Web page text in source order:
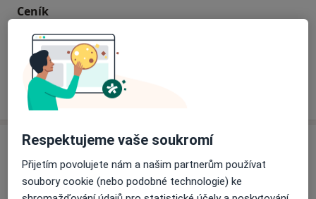
Ceník
Informace o službách a cenách nejsou k dispozici
Tento specialista ještě nepřidával žádné informace o
Adresa
Sam. ordinace PL - stomatologa
Polská 14, Trutnov54101
Respektujeme vaše soukromí
Přijetím povolujete nám a našim partnerům používat
soubory cookie (nebo podobné technologie) ke